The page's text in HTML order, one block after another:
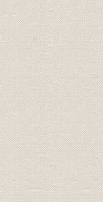
環境安全とPCB
労務問題の移り変
創立一〇〇年を迎
中口絵
第二章 繊維の安定収益
年(平成元年)
概要
時代背景
一 経営
トップマネジメン
組織の変遷